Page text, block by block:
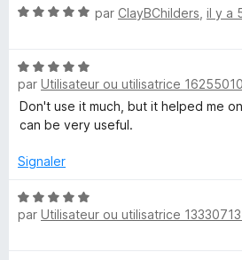
N
é
5
s
u
5
par ClayBChilders il y a
N
o
t
é
s
r
5
par Utilisateur ou utilisatrice
Don't use it much, but it helped me
can be very useful.
Signaler
N
o
par Utilisateur ou utilisatrice